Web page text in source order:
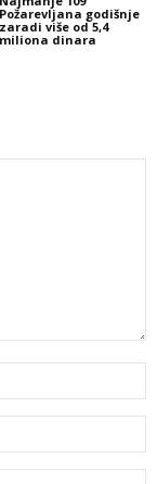
Požarevljana godišnje
zaradi više od 5,4
miliona dinara